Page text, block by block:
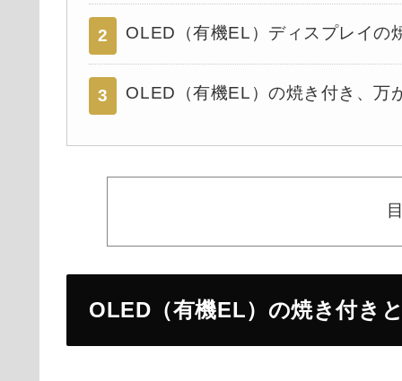
2 OLED（有機EL）ディスプレイの
3 OLED（有機EL）の焼き付き、万
OLED（有機EL）の焼き付き